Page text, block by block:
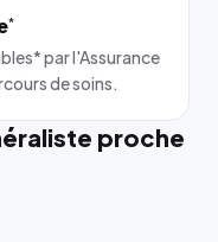
*
par l'Assurance
de soins.
proche